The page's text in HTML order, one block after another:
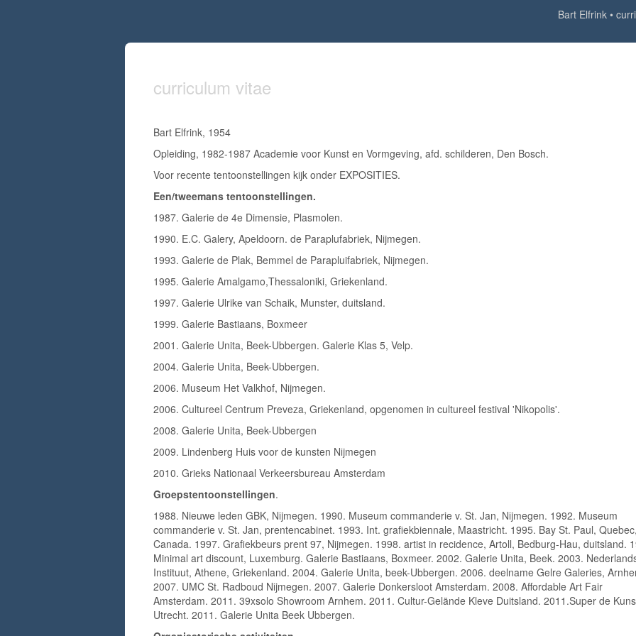
Bart Elfrink
curriculum vitae
Bart Elfrink, 1954
Opleiding, 1982-1987 Academie voor Kunst en Vormgeving, afd. schilderen, Den Bosch.
Voor recente tentoonstellingen kijk onder EXPOSITIES.
Een/tweemans tentoonstellingen.
1987. Galerie de 4e Dimensie, Plasmolen.
1990. E.C. Galery, Apeldoorn. de Paraplufabriek, Nijmegen.
1993. Galerie de Plak, Bemmel de Parapluifabriek, Nijmegen.
1995. Galerie Amalgamo,Thessaloniki, Griekenland.
1997. Galerie Ulrike van Schaik, Munster, duitsland.
1999. Galerie Bastiaans, Boxmeer
2001. Galerie Unita, Beek-Ubbergen. Galerie Klas 5, Velp.
2004. Galerie Unita, Beek-Ubbergen.
2006. Museum Het Valkhof, Nijmegen.
2006. Cultureel Centrum Preveza, Griekenland, opgenomen in cultureel festival 'Nikopolis'.
2008. Galerie Unita, Beek-Ubbergen
2009. Lindenberg Huis voor de kunsten Nijmegen
2010. Grieks Nationaal Verkeersbureau Amsterdam
Groepstentoonstellingen.
1988. Nieuwe leden GBK, Nijmegen. 1990. Museum commanderie v. St. Jan, Nijmegen. 1992. Museum
commanderie v. St. Jan, prentencabinet. 1993. Int. grafiekbiennale, Maastricht. 1995. Bay St. Paul, Quebec,
Canada. 1997. Grafiekbeurs prent 97, Nijmegen. 1998. artist in recidence, Artoll, Bedburg-Hau, duitsland.
Minimal art discount, Luxemburg. Galerie Bastiaans, Boxmeer. 2002. Galerie Unita, Beek. 2003.
Instituut, Athene, Griekenland. 2004. Galerie Unita, beek-Ubbergen. 2006. deelname Gelre Galeries,
2007. UMC St. Radboud Nijmegen. 2007. Galerie Donkersloot Amsterdam. 2008. Affordable Art Fair
Amsterdam. 2011. 39xsolo Showroom Arnhem. 2011. Cultur-Gelände Kleve Duitsland. 2011.Super de
Utrecht. 2011. Galerie Unita Beek Ubbergen.